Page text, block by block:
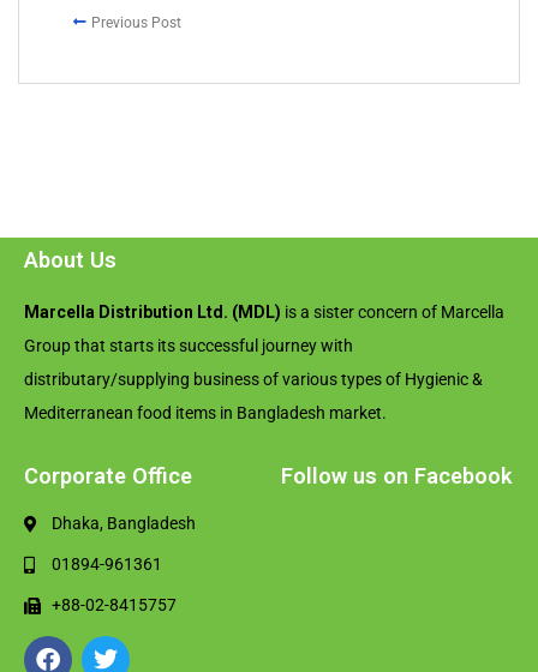
Previous Post
About Us
Marcella Distribution Ltd. (MDL) is a sister concern of Marcella
Group that starts its successful journey with
distributary/supplying business of various types of Hygienic &
Mediterranean food items in Bangladesh market.
Corporate Office
Dhaka, Bangladesh
01894-961361
+88-02-8415757
Follow us on Facebook